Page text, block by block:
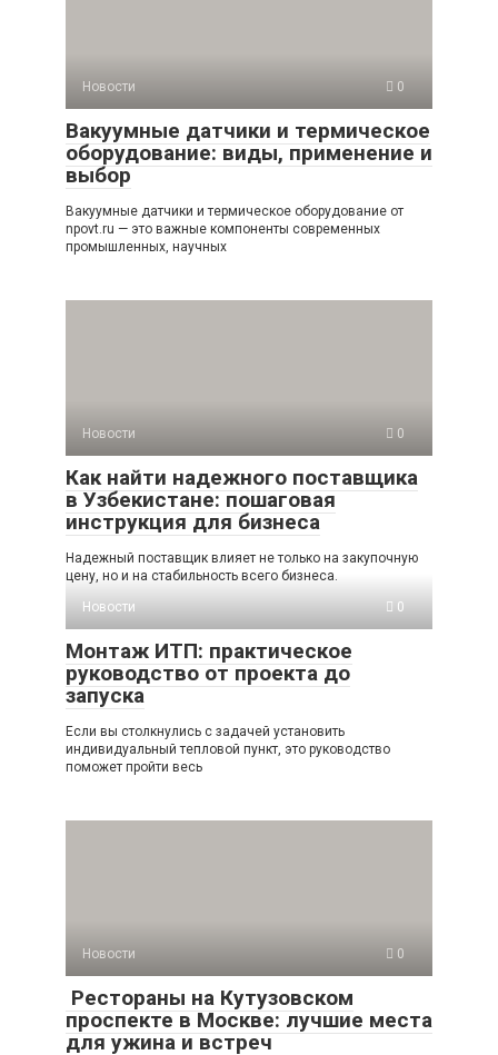
Новости 0
Вакуумные датчики и термическое
оборудование: виды, применение и
выбор
Вакуумные датчики и термическое оборудование от
npovt.ru — это важные компоненты современных
промышленных, научных
Новости 0
Как найти надежного поставщика
в Узбекистане: пошаговая
инструкция для бизнеса
Надежный поставщик влияет не только на закупочную
цену, но и на стабильность всего бизнеса.
Новости
0
Монтаж ИТП: практическое
руководство от проекта до
запуска
Если вы столкнулись с задачей установить
индивидуальный тепловой пункт, это руководство
поможет пройти весь
Новости 0
Рестораны на Кутузовском
проспекте в Москве: лучшие места
для ужина и встреч